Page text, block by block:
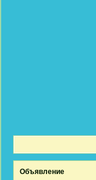
Объявление